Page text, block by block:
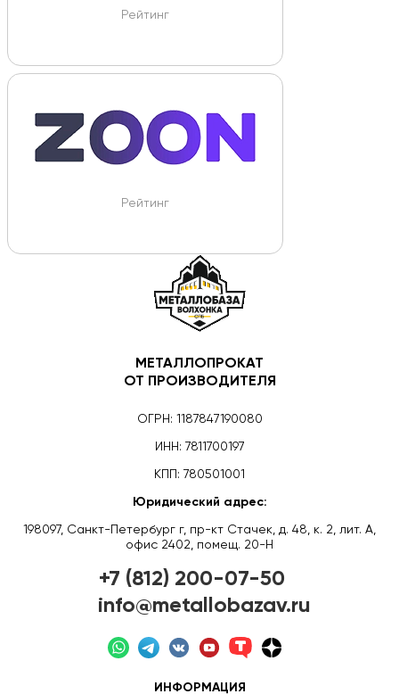
Рейтинг
Рейтинг
МЕТАЛЛОПРОКАТ
ОТ ПРОИЗВОДИТЕЛЯ
ОГРН: 1187847190080
ИНН: 7811700197
КПП: 780501001
Юридический адрес:
198097, Санкт-Петербург г, пр-кт Стачек, д. 48, к. 2, лит. А,
офис 2402, помещ. 20-Н
+7 (812) 200-07-50
info@metallobazav.ru
ИНФОРМАЦИЯ